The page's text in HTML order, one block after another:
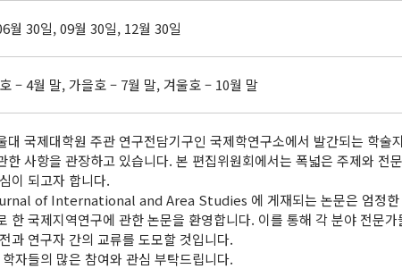
월 30일, 09월 30일, 12월 30일
– 4월 말, 가을호 – 7월 말, 겨울호 – 10월 말
대 국제대학원 주관 연구전담기구인 국제학연구소에서 발간되는 학
한 사항을 관장하고 있습니다. 본 편집위원회에서는 폭넓은 주제와
이 되고자 합니다.
of International and Area Studies 에 게재되는 논문은 엄정한
한 국제지역연구에 관한 논문을 환영합니다. 이를 통해 각 분야 전문
과 연구자 간의 교류를 도모할 것입니다.
자들의 많은 참여와 관심 부탁드립니다.